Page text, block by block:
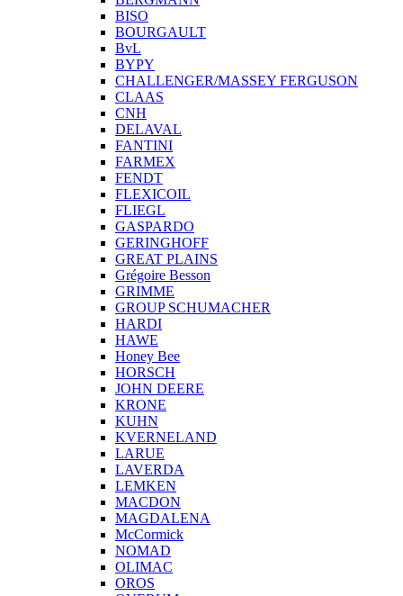
BISO
BOURGAULT
BvL
BYPY
CHALLENGER/MASSEY FERGUSON
CLAAS
CNH
DELAVAL
FANTINI
FARMEX
FENDT
FLEXICOIL
FLIEGL
GASPARDO
GERINGHOFF
GREAT PLAINS
Grégoire Besson
GRIMME
GROUP SCHUMACHER
HARDI
HAWE
Honey Bee
HORSCH
JOHN DEERE
KRONE
KUHN
KVERNELAND
LARUE
LAVERDA
LEMKEN
MACDON
MAGDALENA
McCormick
NOMAD
OLIMAC
OROS